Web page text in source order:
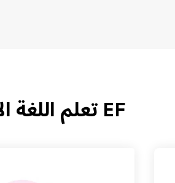
EF تعلم اللغة الإنجليزية مع